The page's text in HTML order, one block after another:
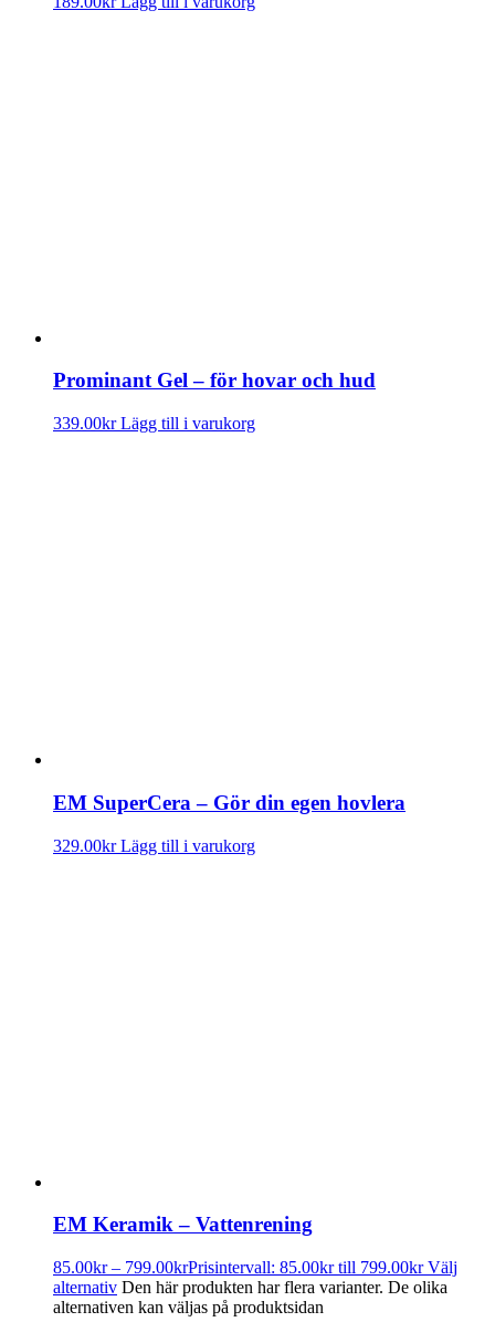
Prominant Gel – för hovar och hud
339.00kr Lägg till i varukorg
EM SuperCera – Gör din egen hovlera
329.00kr Lägg till i varukorg
EM Keramik – Vattenrening
85.00kr – 799.00krPrisintervall: 85.00kr till 799.00kr Välj
alternativ Den här produkten har flera varianter. De olika
alternativen kan väljas på produktsidan